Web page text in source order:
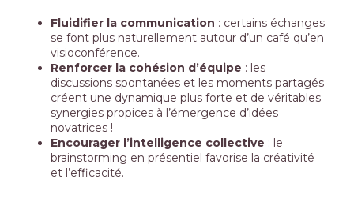
Fluidifier la communication : certains échanges
se font plus naturellement autour d’un café qu’en
visioconférence.
Renforcer la cohésion d’équipe : les
discussions spontanées et les moments partagés
créent une dynamique plus forte et de véritables
synergies propices à l’émergence d’idées
novatrices !
Encourager l’intelligence collective : le
brainstorming en présentiel favorise la créativité
et l’efficacité.